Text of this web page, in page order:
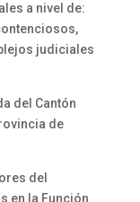
a nivel de:
judiciales
del Cantón
de
del
en la Función